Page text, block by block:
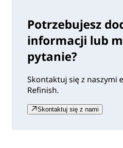
Potrzebujesz
informacji lub
pytanie?
Skontaktuj się z naszymi
Refinish.
Skontaktuj się z nami